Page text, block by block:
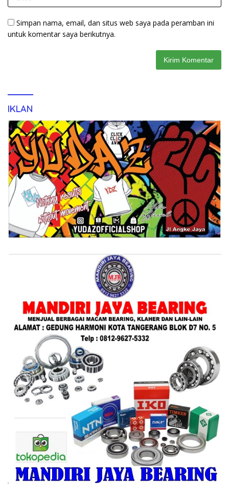
Simpan nama, email, dan situs web saya pada peramban ini
untuk komentar saya berikutnya.
IKLAN